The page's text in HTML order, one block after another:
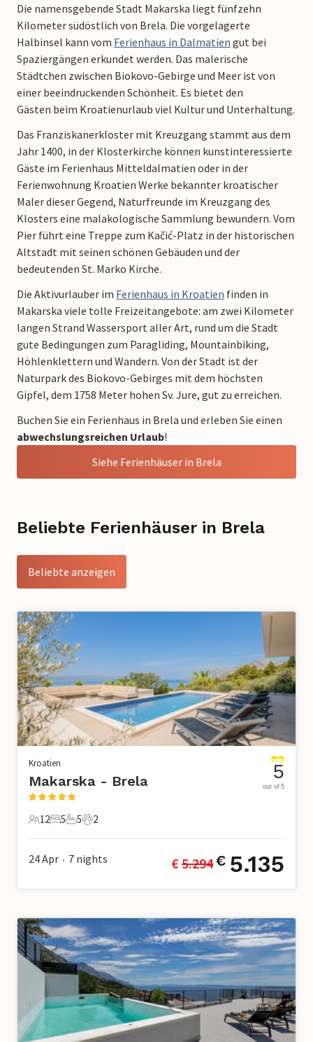
Die namensgebende Stadt Makarska liegt fünfzehn
Kilometer südöstlich von Brela. Die vorgelagerte
Halbinsel kann vom Ferienhaus in Dalmatien gut bei
Spaziergängen erkundet werden. Das malerische
Städtchen zwischen Biokovo-Gebirge und Meer ist von
einer beeindruckenden Schönheit. Es bietet den
Gästen beim Kroatienurlaub viel Kultur und Unterhaltung.
Das Franziskanerkloster mit Kreuzgang stammt aus dem
Jahr 1400, in der Klosterkirche können kunstinteressierte
Gäste im Ferienhaus Mitteldalmatien oder in der
Ferienwohnung Kroatien Werke bekannter kroatischer
Maler dieser Gegend, Naturfreunde im Kreuzgang des
Klosters eine malakologische Sammlung bewundern. Vom
Pier führt eine Treppe zum Kačić-Platz in der historischen
Altstadt mit seinen schönen Gebäuden und der
bedeutenden St. Marko Kirche.
Die Aktivurlauber im Ferienhaus in Kroatien finden in
Makarska viele tolle Freizeitangebote: am zwei Kilometer
langen Strand Wassersport aller Art, rund um die Stadt
gute Bedingungen zum Paragliding, Mountainbiking,
Höhlenklettern und Wandern. Von der Stadt ist der
Naturpark des Biokovo-Gebirges mit dem höchsten
Gipfel, dem 1758 Meter hohen Sv. Jure, gut zu erreichen.
Buchen Sie ein Ferienhaus in Brela und erleben Sie einen
abwechslungsreichen Urlaub!
Siehe Ferienhäuser in Brela
Beliebte Ferienhäuser in Brela
Beliebte anzeigen
Kroatien
Makarska - Brela
12 Gäste
12
5 Schlafzimmer
5
5 Badezimmer
5
2 Haustiere
2
5
out of 5
24 Apr • 7 nights € 5.294€ 5.135